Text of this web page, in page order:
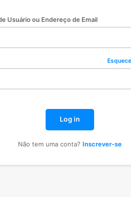
Usuário ou Endereço de Email
Log in
Não tem uma conta? Inscrever-se